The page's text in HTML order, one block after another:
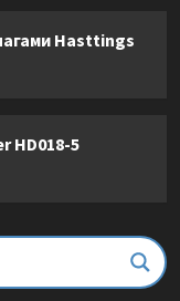
Hasttings
HD018-5